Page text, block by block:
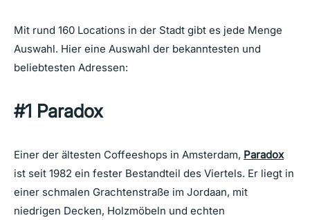
Mit rund 160 Locations in der Stadt gibt es jede Menge
Auswahl. Hier eine Auswahl der bekanntesten und
beliebtesten Adressen:
#1 Paradox
Einer der ältesten Coffeeshops in Amsterdam, Paradox
ist seit 1982 ein fester Bestandteil des Viertels. Er liegt in
einer schmalen Grachtenstraße im Jordaan, mit
niedrigen Decken, Holzmöbeln und echten